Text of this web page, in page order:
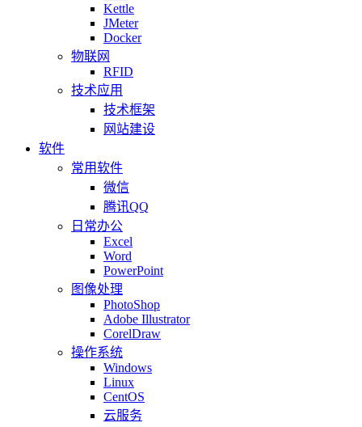
Kettle
JMeter
Docker
物联网
RFID
技术应用
技术框架
网站建设
软件
常用软件
微信
腾讯QQ
日常办公
Excel
Word
PowerPoint
图像处理
PhotoShop
Adobe Illustrator
CorelDraw
操作系统
Windows
Linux
CentOS
云服务